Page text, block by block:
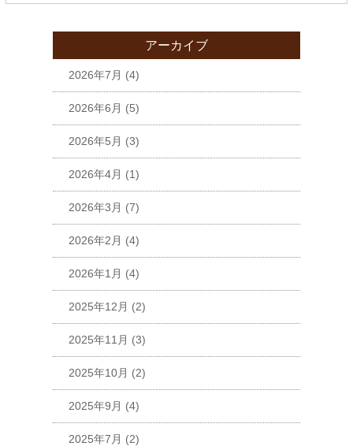
アーカイブ
2026年7月 (4)
2026年6月 (5)
2026年5月 (3)
2026年4月 (1)
2026年3月 (7)
2026年2月 (4)
2026年1月 (4)
2025年12月 (2)
2025年11月 (3)
2025年10月 (2)
2025年9月 (4)
2025年7月 (2)